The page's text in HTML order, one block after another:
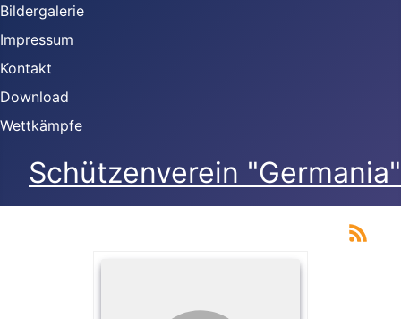
Bildergalerie
Impressum
Kontakt
Download
Wettkämpfe
Schützenverein